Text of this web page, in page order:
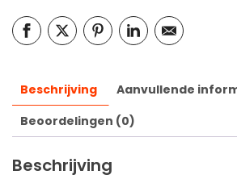
Beschrijving
Aanvullende
Beoordelingen (0)
Beschrijving